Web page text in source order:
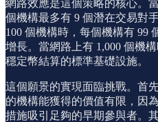
網路效應是這個策略的核心。
個機構最多有 9 個潛在交易對
100 個機構時，每個機構有 99
增長。當網路上有 1,000 個機
穩定幣結算的標準基礎設施。
這個願景的實現面臨挑戰。首
的機構能獲得的價值有限，因
措施吸引足夠的早期參與者。